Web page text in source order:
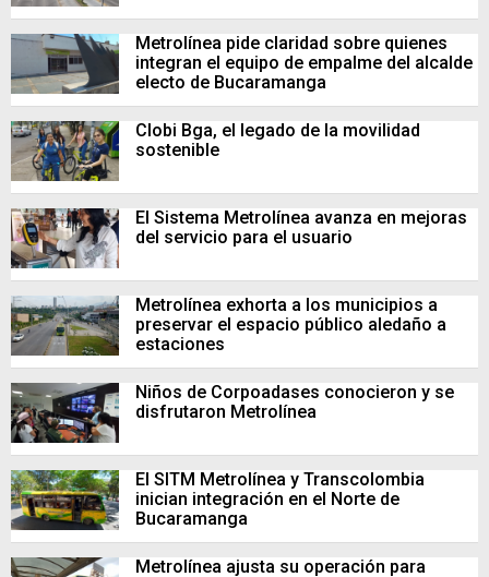
Metrolínea pide claridad sobre quienes
integran el equipo de empalme del alcalde
electo de Bucaramanga
Clobi Bga, el legado de la movilidad
sostenible
El Sistema Metrolínea avanza en mejoras
del servicio para el usuario
Metrolínea exhorta a los municipios a
preservar el espacio público aledaño a
estaciones
Niños de Corpoadases conocieron y se
disfrutaron Metrolínea
El SITM Metrolínea y Transcolombia
inician integración en el Norte de
Bucaramanga
Metrolínea ajusta su operación para